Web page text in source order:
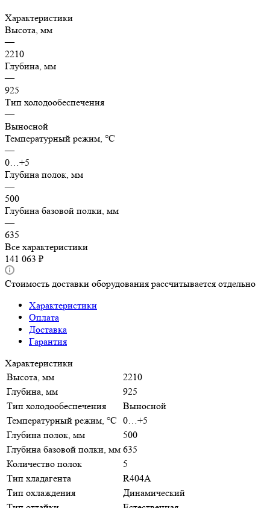
Характеристики
Высота, мм
—
2210
Глубина, мм
—
925
Тип холодообеспечения
—
Выносной
Температурный режим, °C
—
0…+5
Глубина полок, мм
—
500
Глубина базовой полки, мм
—
635
Все характеристики
141 063 ₽
Стоимость доставки оборудования рассчитывается отдельно
Характеристики
Оплата
Доставка
Гарантия
Характеристики
Высота, мм
2210
Глубина, мм
925
Тип холодообеспечения
Выносной
Температурный режим, °C 0…+5
Глубина полок, мм
500
Глубина базовой полки, мм 635
Количество полок
5
Тип хладагента
R404A
Тип охлаждения
Динамический